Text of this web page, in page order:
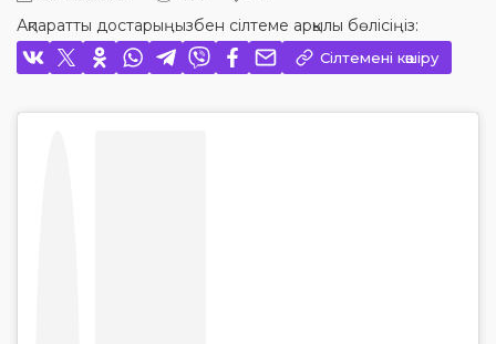
Ақпаратты достарыңызбен сілтеме арқылы бөлісіңіз:
Сілтемені көшіру